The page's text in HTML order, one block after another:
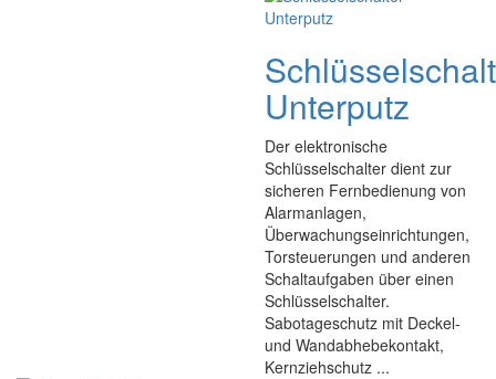
Unterputz
Der elektronische
Schlüsselschalter dient zur
sicheren Fernbedienung von
Alarmanlagen,
Überwachungseinrichtungen,
Torsteuerungen und anderen
Schaltaufgaben über einen
Schlüsselschalter.
Sabotageschutz mit Deckel-
und Wandabhebekontakt,
Kernziehschutz ...